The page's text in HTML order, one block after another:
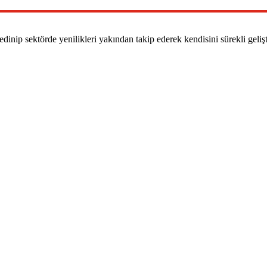
sektörde yenilikleri yakından takip ederek kendisini sürekli